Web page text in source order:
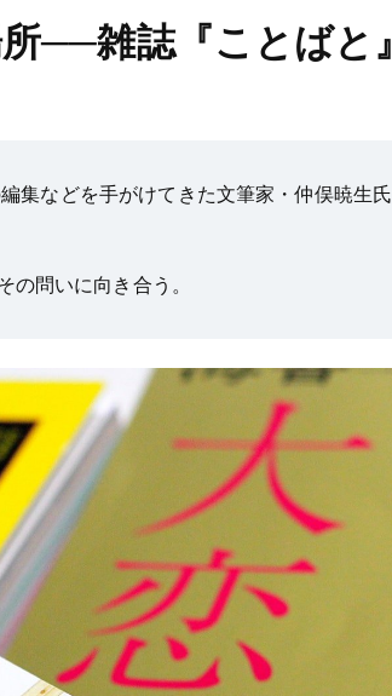
──雑誌『ことばと』
集などを手がけてきた文筆家・仲俣暁生氏
問いに向き合う。